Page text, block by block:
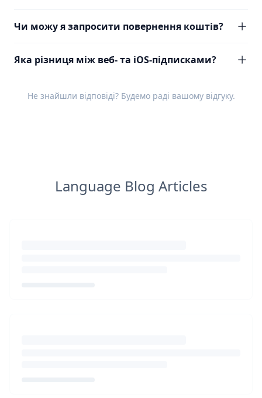
Чи можу я запросити повернення коштів?
Яка різниця між веб- та iOS-підписками?
Не знайшли відповіді? Будемо раді вашому відгуку.
Language Blog Articles